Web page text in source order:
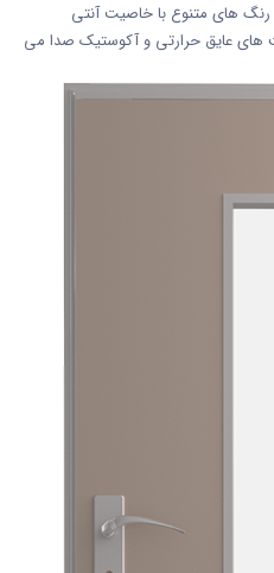
های متنوع با خاصیت آنتی
های عایق حرارتی و آکوستیک صدا می